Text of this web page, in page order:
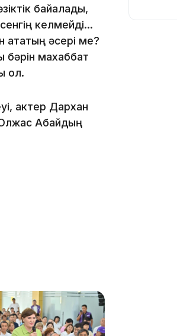
байқалады,
келмейді…
әсері ме?
бәрін махаббат
ол.
актер Дархан
Олжас Абайдың